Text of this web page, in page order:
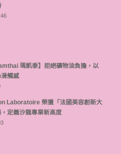
瑪凱泰】拒絕礦物油負擔，以
滑觸感
Laboratoire 榮獲「法國美容創新大
定義沙龍專業新高度